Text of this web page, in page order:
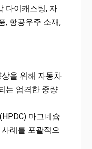
다이캐스팅, 자
, 항공우주 소재,
을 위해 자동차
는 엄격한 중량
마그네슘
례를 포괄적으